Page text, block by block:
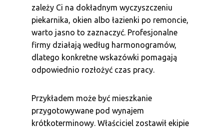
zależy Ci na dokładnym wyczyszczeniu
piekarnika, okien albo łazienki po remoncie,
warto jasno to zaznaczyć. Profesjonalne
firmy działają według harmonogramów,
dlatego konkretne wskazówki pomagają
odpowiednio rozłożyć czas pracy.
Przykładem może być mieszkanie
przygotowywane pod wynajem
krótkoterminowy. Właściciel zostawił ekipie